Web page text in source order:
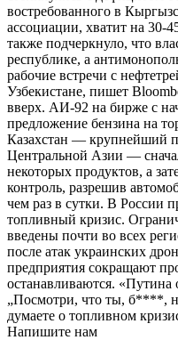
востребованного в
ассоциации, хватит на 30-
также подчеркнуло, что
республике, а
рабочие встречи с
Узбекистане, пишет
вверх. АИ-92 на бирже с
предложение бензина на
Казахстан — крупнейший
Центральной Азии —
некоторых продуктов, а
контроль, разрешив
чем раз в сутки. В России
топливный кризис.
введены почти во всех
после атак украинских
предприятия сокращают
останавливаются. «Путина
„Посмотри, что ты, б****,
думаете о топливном
Напишите нам